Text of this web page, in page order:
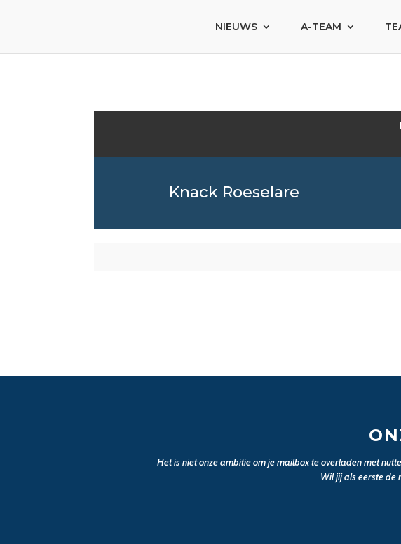
NIEUWS A-TEAM
Knack Roeselare
Het is niet onze ambitie om je mailbox te overladen met
Wil jij als eerste de